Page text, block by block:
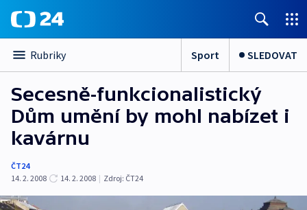
Rubriky Sport SLEDOVAT
Secesně-funkcionalistický
Dům umění by mohl nabízet i
kavárnu
ČT24
14. 2. 2008
14. 2. 2008 | Zdroj: ČT24